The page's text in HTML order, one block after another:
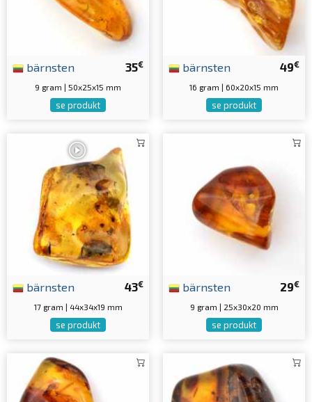
35€
bärnsten
9 gram | 50x25x15 mm
se produkt
49€
bärnsten
16 gram | 60x20x15 mm
se produkt
43€
bärnsten
17 gram | 44x34x19 mm
se produkt
29€
bärnsten
9 gram | 25x30x20 mm
se produkt